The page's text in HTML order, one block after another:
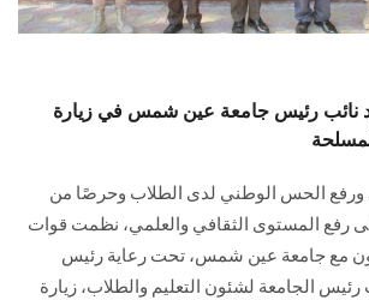
نائب رئيس جامعة عين شمس في زيارة
ورفع الحس الوطني لدى الطلاب وحرصًا من
المستوى الثقافي والعلمي، نظمت قوات
مع جامعة عين شمس، تحت رعاية رئيس
رئيس الجامعة لشئون التعليم والطلاب، زيارة